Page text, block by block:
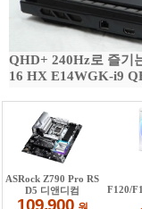
QHD+ 240Hz로 즐기
16 HX E14WGK-i9